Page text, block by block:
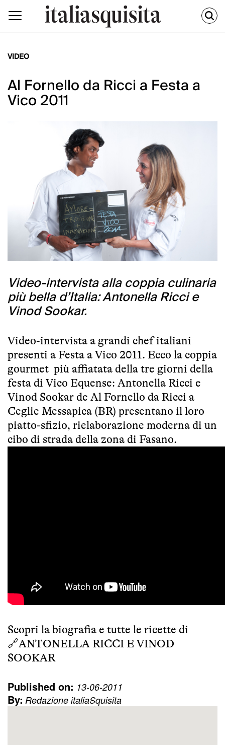
VIDEO
Al Fornello da Ricci a Festa a
Vico 2011
Video-intervista alla coppia culinaria
più bella d’Italia: Antonella Ricci e
Vinod Sookar.
Video-intervista a grandi chef italiani
presenti a Festa a Vico 2011. Ecco la coppia
gourmet più affiatata della tre giorni della
festa di Vico Equense: Antonella Ricci e
Vinod Sookar de Al Fornello da Ricci a
Ceglie Messapica (BR) presentano il loro
piatto-sfizio, rielaborazione moderna di un
cibo di strada della zona di Fasano.
Scopri la biografia e tutte le ricette di
🔗ANTONELLA RICCI E VINOD
SOOKAR
Published on: 13-06-2011
By: Redazione italiaSquisita